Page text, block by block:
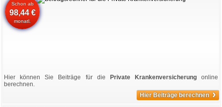
Schon ab
98,44 €
monatl.
Hier können Sie Beiträge für die Private Krankenversicherungonline
berechnen.
Hier Beiträge berechnen ›